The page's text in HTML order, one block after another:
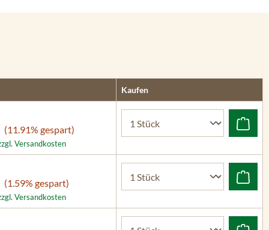
Kaufen
(11.91% gespart)
Versandkosten
(1.59% gespart)
Versandkosten